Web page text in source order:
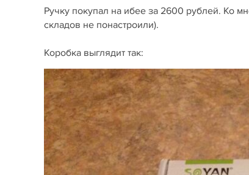
Ручку покупал на ибее за 2600 рублей. Ко
складов не понастроили).
Коробка выглядит так: